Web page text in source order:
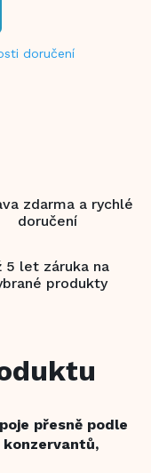
doručení
zdarma a rychlé
doručení
5 let záruka na
produkty
přesně podle